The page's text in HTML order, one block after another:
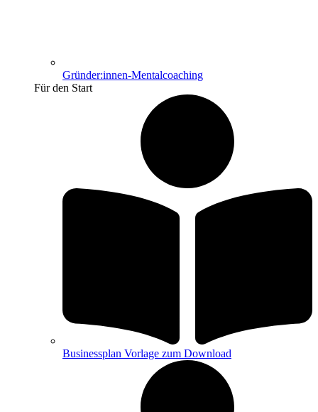
Gründer:innen-Mentalcoaching
Für den Start
Businessplan Vorlage zum Download